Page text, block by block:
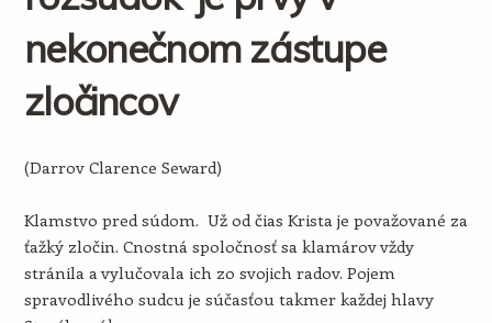
nekonečnom zástupe
zločincov
(Darrov Clarence Seward)
Klamstvo pred súdom. Už od čias Krista je považované za
ťažký zločin. Cnostná spoločnosť sa klamárov vždy
stránila a vylučovala ich zo svojich radov. Pojem
spravodlivého sudcu je súčasťou takmer každej hlavy